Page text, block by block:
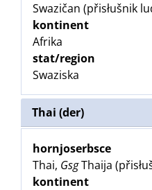
Swazičan (přisłušnik
kontinent
Afrika
stat/region
Swaziska
Thai (der)
hornjoserbsce
Thai, GsgThaija
kontinent